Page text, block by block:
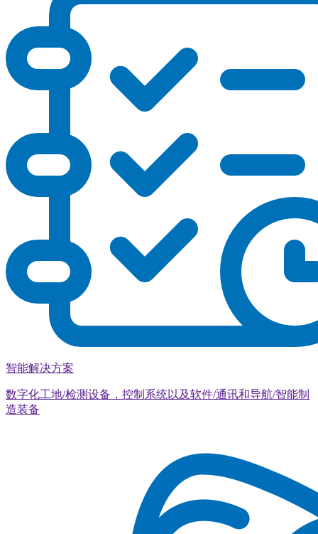
智能解决方案
数字化工地/检测设备，控制系统以及软件/通讯和导航/智能制
造装备